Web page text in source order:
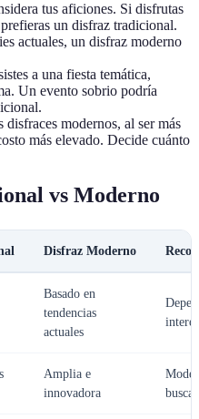
tus aficiones. Si disfrutas
un disfraz tradicional.
actuales, un disfraz moderno
a una fiesta temática,
Un evento sobrio podría
disfraces modernos, al ser más
más elevado. Decide cuánto
vs Moderno
Disfraz Moderno
Basado en
tendencias
actuales
Amplia e
innovadora